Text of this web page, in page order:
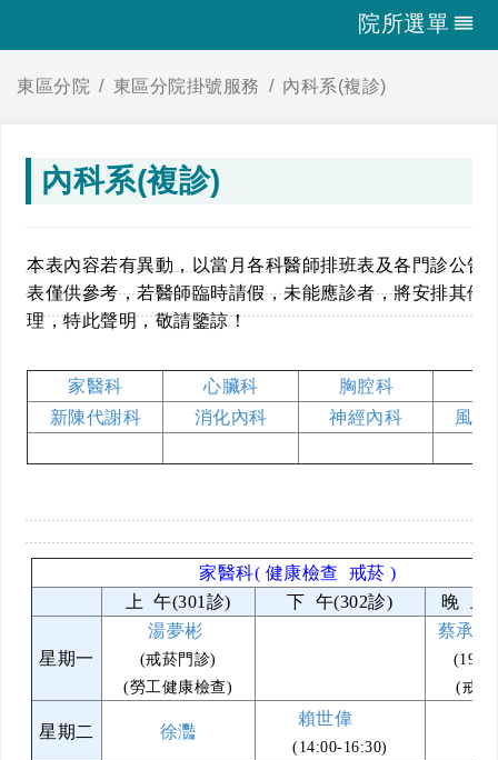
院所選單
東區分院 東區分院掛號服務 內科系(複診)
內科系(複診)
本表內容若有異動，以當月各科醫師排班表及各門診公告
表僅供參考，若醫師臨時請假，未能應診者，將安排其他
理，特此聲明，敬請鑒諒！
家醫科 心臟科 胸腔科
新陳代謝科
消化內科 神經內科 風濕
家醫科( 健康檢查 戒菸 )
上 午(301診)
下 午(302診) 晚 上
星期一
湯夢彬
(戒菸門診)
(勞工健康檢查)
蔡承佑
(戒菸
星期二 徐灩
賴世偉
(14:00-16:30)